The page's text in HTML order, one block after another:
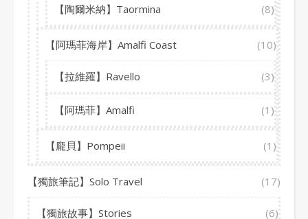
【陶爾米納】Taormina (8)
【阿瑪菲海岸】Amalfi Coast (10)
【拉維羅】Ravello (3)
【阿瑪菲】Amalfi (1)
【龐貝】Pompeii (1)
【獨旅筆記】Solo Travel (17)
【獨旅故事】Stories (6)